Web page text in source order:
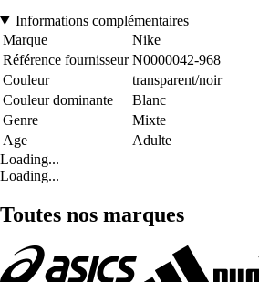
Informations complémentaires
Marque
Nike
Référence fournisseur N0000042-968
Couleur
transparent/noir
Couleur dominante
Blanc
Genre
Mixte
Age
Adulte
Loading...
Loading...
Toutes nos marques